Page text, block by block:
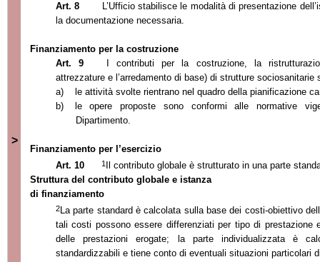
>
Art. 8
L’Ufficio stabilisce le modalità di presentazione
la documentazione necessaria.
Finanziamento per la costruzione
Art. 9
I contributi per la costruzione, la
attrezzature e l’arredamento di base) di strutture sociosanitarie
a)
le attività svolte rientrano nel quadro della pianificazione
b)
le opere proposte sono conformi alle normative
Dipartimento.
Finanziamento per l’esercizio
Art. 10
1 Il contributo globale è strutturato in una parte
Struttura del contributo globale e istanza
di finanziamento
2La parte standard è calcolata sulla base dei costi-obiettivo
tali costi possono essere differenziati per tipo di prestazione
delle prestazioni erogate; la parte individualizzata è
standardizzabili e tiene conto di eventuali situazioni particolari